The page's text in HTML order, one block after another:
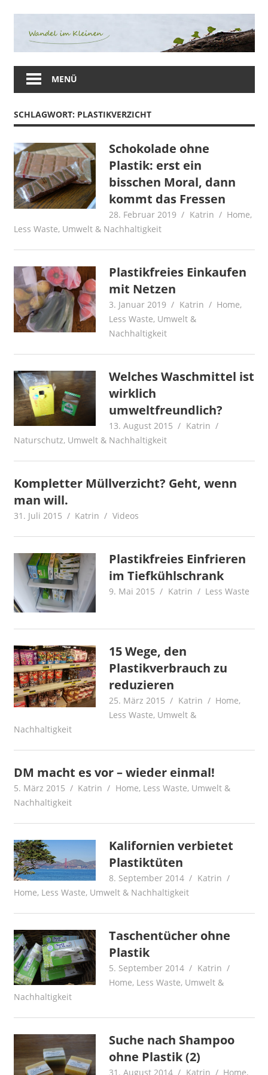
springen
Willkommen
auf
Blog
um
die
Themen
Nachhaltigkeit,
Plastikverzicht,
&
MENÜ
SCHLAGWORT: PLASTIKVERZICHT
Schokolade ohne
Plastik: erst ein
bisschen Moral, dann
kommt das Fressen
28. Februar 2019 Katrin Home,
Less Waste, Umwelt & Nachhaltigkeit
Plastikfreies Einkaufen
mit Netzen
3. Januar 2019 Katrin Home,
Less Waste, Umwelt &
Nachhaltigkeit
Welches Waschmittel ist
wirklich
umweltfreundlich?
13. August 2015
Katrin
Naturschutz, Umwelt & Nachhaltigkeit
Kompletter Müllverzicht? Geht, wenn
man will.
31. Juli 2015 Katrin Videos
Plastikfreies Einfrieren
im Tiefkühlschrank
9. Mai 2015 Katrin Less Waste
15 Wege, den
Plastikverbrauch zu
reduzieren
25. März 2015 Katrin Home,
Less Waste, Umwelt &
Nachhaltigkeit
DM macht es vor – wieder einmal!
5. März 2015 Katrin Home, Less Waste, Umwelt &
Nachhaltigkeit
Kalifornien verbietet
Plastiktüten
8. September 2014
Katrin
Home, Less Waste, Umwelt & Nachhaltigkeit
Taschentücher ohne
Plastik
5. September 2014
Katrin
Home, Less Waste, Umwelt &
Nachhaltigkeit
Suche nach Shampoo
ohne Plastik (2)
31. August 2014 Katrin Home,